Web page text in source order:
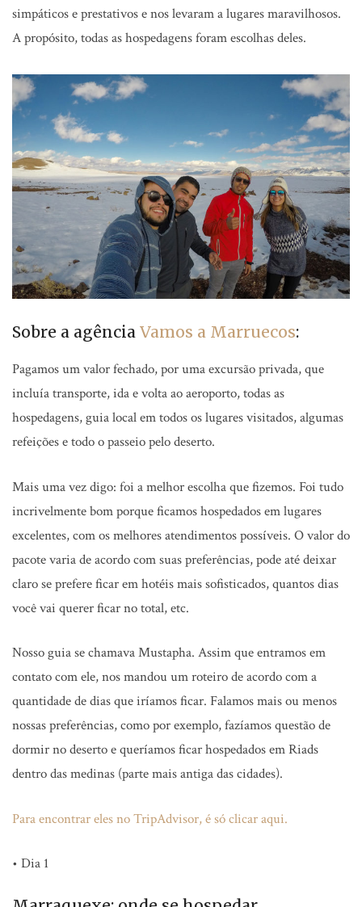
simpáticos e prestativos e nos levaram a lugares maravilhosos.
A propósito, todas as hospedagens foram escolhas deles.
Sobre a agência Vamos a Marruecos:
Pagamos um valor fechado, por uma excursão privada, que
incluía transporte, ida e volta ao aeroporto, todas as
hospedagens, guia local em todos os lugares visitados, algumas
refeições e todo o passeio pelo deserto.
Mais uma vez digo: foi a melhor escolha que fizemos. Foi tudo
incrivelmente bom porque ficamos hospedados em lugares
excelentes, com os melhores atendimentos possíveis. O valor do
pacote varia de acordo com suas preferências, pode até deixar
claro se prefere ficar em hotéis mais sofisticados, quantos dias
você vai querer ficar no total, etc.
Nosso guia se chamava Mustapha. Assim que entramos em
contato com ele, nos mandou um roteiro de acordo com a
quantidade de dias que iríamos ficar. Falamos mais ou menos
nossas preferências, como por exemplo, fazíamos questão de
dormir no deserto e queríamos ficar hospedados em Riads
dentro das medinas (parte mais antiga das cidades).
Para encontrar eles no TripAdvisor, é só clicar aqui.
• Dia 1